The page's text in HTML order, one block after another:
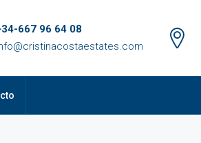
667 96 64 08